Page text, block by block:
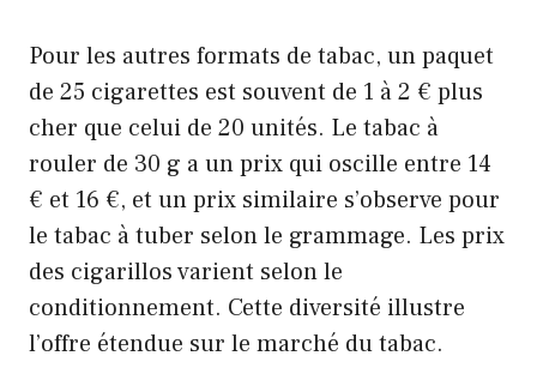
Pour les autres formats de tabac, un paquet
de 25 cigarettes est souvent de 1 à 2 € plus
cher que celui de 20 unités. Le tabac à
rouler de 30 g a un prix qui oscille entre 14
€ et 16 €, et un prix similaire s’observe pour
le tabac à tuber selon le grammage. Les prix
des cigarillos varient selon le
conditionnement. Cette diversité illustre
l’offre étendue sur le marché du tabac.